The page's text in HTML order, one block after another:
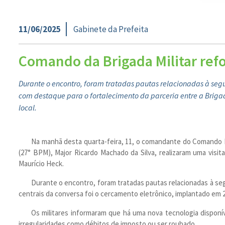
11/06/2025 Gabinete da Prefeita
Comando da Brigada Militar
Durante o encontro, foram tratadas pautas relacionadas à
com destaque para o fortalecimento da parceria entre a
local.
Na manhã desta quarta-feira, 11, o comandante do
(27° BPM), Major Ricardo Machado da Silva, realizaram uma
Maurício Heck.
Durante o encontro, foram tratadas pautas relacionadas à
centrais da conversa foi o cercamento eletrônico, implantado em
Os militares informaram que há uma nova tecnologia